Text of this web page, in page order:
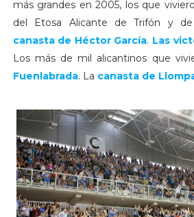
más grandes en 2005, los que
del Etosa Alicante de Trifón y
canasta de Héctor García. Las
Los más de mil alicantinos que
Fuenlabrada. La canasta de